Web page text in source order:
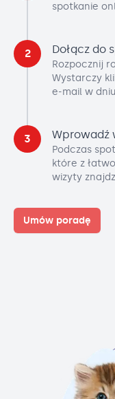
spotkanie
2 Dołącz do
Rozpocznij
Wystarczy
e-mail w
3 Wprowadź
Podczas
które z
wizyty
Umów poradę